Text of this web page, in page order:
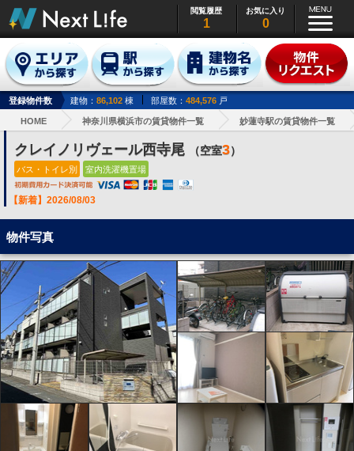
閲覧履歴
1
お気に入り
0
登録物件数 建物： 86,102 棟 部屋数： 484,576 戸
HOME 神奈川県横浜市の賃貸物件一覧 妙蓮寺駅の賃貸物件一覧
クレイノリヴェール西寺尾 （空室3）
バス・トイレ別 室内洗濯機置場
【新着】2026/08/03
物件写真